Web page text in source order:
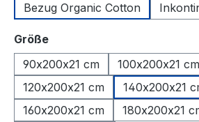
Bezug Organic Cotton
Größeauswählen
90x200x21 cm
100x200x21 cm
120x200x21 cm
140x200x21
160x200x21 cm
180x200x21